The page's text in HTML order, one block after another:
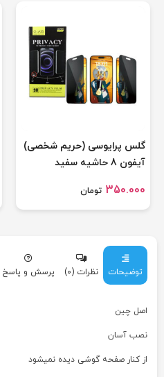
گلس پرایوسی (حریم شخصی)
آیفون 8 حاشیه سفید
تومان350.000
توضیحات نظرات (0) پرسش و پاسخ
اصل چین
نصب آسان
از کنار صفحه گوشی دیده نمیشود